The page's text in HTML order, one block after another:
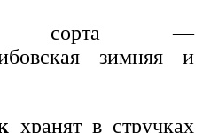
сорта —
зимняя и
хранят в стручках